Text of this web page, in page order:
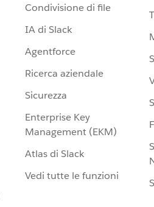
Condivisione di file
IA di Slack
Agentforce
Ricerca aziendale
Sicurezza
Enterprise Key
Management (EKM)
Atlas di Slack
Vedi tutte le funzioni